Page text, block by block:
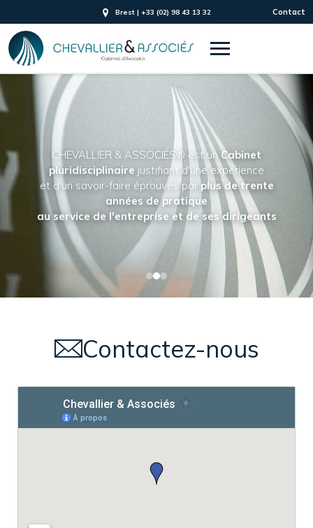
Brest | +33 (02) 98 43 13 32 Contact
CHEVALLIER & ASSOCIÉS® est unCabinet
pluridisciplinaire justifiant d'une expérience
et d'un savoir-faire éprouvés parplus de trente
années de pratique
au service de l'entreprise et de ses dirigeants
Contactez-nous